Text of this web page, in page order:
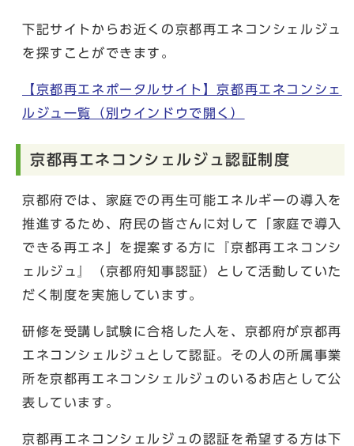
下記サイトからお近くの京都再エネコンシェルジュ
を探すことができます。
【京都再エネポータルサイト】京都再エネコンシェ
ルジュ一覧
（別ウインドウで開く）
京都再エネコンシェルジュ認証制度
京都府では、家庭での再生可能エネルギーの導入を
推進するため、府民の皆さんに対して「家庭で導入
できる再エネ」を提案する方に『京都再エネコンシ
ェルジュ』（京都府知事認証）として活動していた
だく制度を実施しています。
研修を受講し試験に合格した人を、京都府が京都再
エネコンシェルジュとして認証。その人の所属事業
所を京都再エネコンシェルジュのいるお店として公
表しています。
京都再エネコンシェルジュの認証を希望する方は下